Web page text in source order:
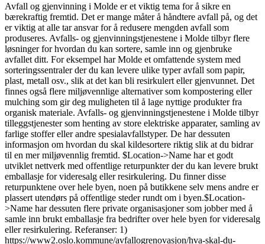
Avfall og gjenvinning i Molde er et viktig tema for å sikre en
bærekraftig fremtid. Det er mange måter å håndtere avfall på, og det
er viktig at alle tar ansvar for å redusere mengden avfall som
produseres. Avfalls- og gjenvinningstjenestene i Molde tilbyr flere
løsninger for hvordan du kan sortere, samle inn og gjenbruke
avfallet ditt. For eksempel har Molde et omfattende system med
sorteringssentraler der du kan levere ulike typer avfall som papir,
plast, metall osv., slik at det kan bli resirkulert eller gjenvunnet. Det
finnes også flere miljøvennlige alternativer som kompostering eller
mulching som gir deg muligheten til å lage nyttige produkter fra
organisk materiale. Avfalls- og gjenvinningstjenestene i Molde tilbyr
tilleggstjenester som henting av store elektriske apparater, samling av
farlige stoffer eller andre spesialavfallstyper. De har dessuten
informasjon om hvordan du skal kildesortere riktig slik at du bidrar
til en mer miljøvennlig fremtid. $Location->Name har et godt
utviklet nettverk med offentlige returpunkter der du kan levere brukt
emballasje for videresalg eller resirkulering. Du finner disse
returpunktene over hele byen, noen på butikkene selv mens andre er
plassert utendørs på offentlige steder rundt om i byen.$Location-
>Name har dessuten flere private organisasjoner som jobber med å
samle inn brukt emballasje fra bedrifter over hele byen for videresalg
eller resirkulering. Referanser: 1)
https://www2.oslo.kommune/avfallogrenovasjon/hva-skal-du-